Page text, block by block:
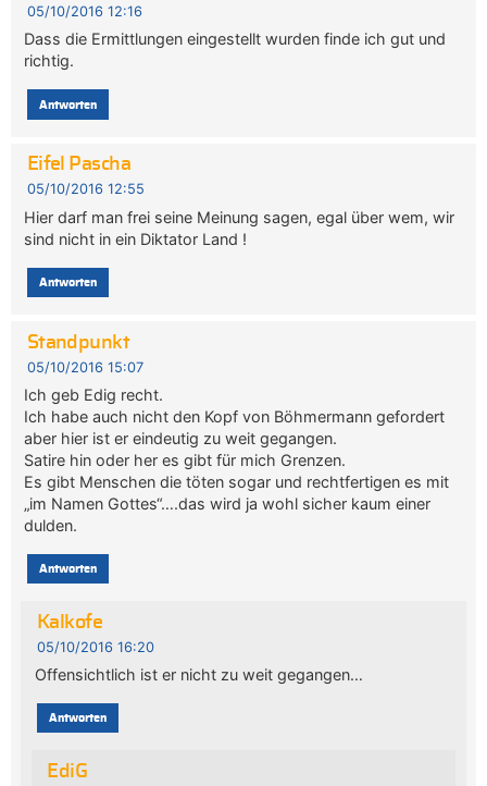
05/10/2016 12:16
Dass die Ermittlungen eingestellt wurden finde ich gut und
richtig.
Antworten
Eifel Pascha
05/10/2016 12:55
Hier darf man frei seine Meinung sagen, egal über wem, wir
sind nicht in ein Diktator Land !
Antworten
Standpunkt
05/10/2016 15:07
Ich geb Edig recht.
Ich habe auch nicht den Kopf von Böhmermann gefordert
aber hier ist er eindeutig zu weit gegangen.
Satire hin oder her es gibt für mich Grenzen.
Es gibt Menschen die töten sogar und rechtfertigen es mit
„im Namen Gottes“….das wird ja wohl sicher kaum einer
dulden.
Antworten
Kalkofe
05/10/2016 16:20
Offensichtlich ist er nicht zu weit gegangen…
Antworten
EdiG